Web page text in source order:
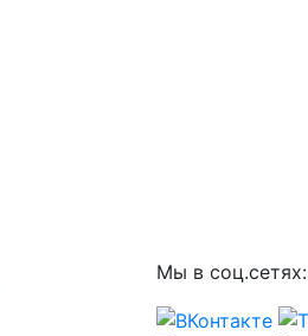
Мы в соц.сетях: